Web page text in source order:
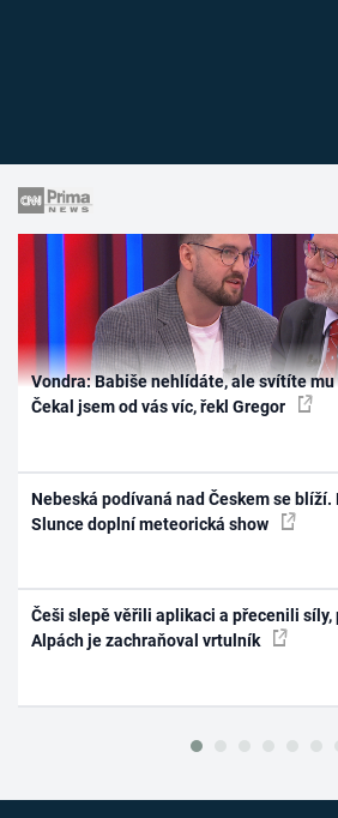
Vondra: Babiše nehlídáte, ale svítíte
Čekal jsem od vás víc, řekl Gregor
Nebeská podívaná nad Českem se
Slunce doplní meteorická show
Češi slepě věřili aplikaci a přecenili síly,
Alpách je zachraňoval vrtulník